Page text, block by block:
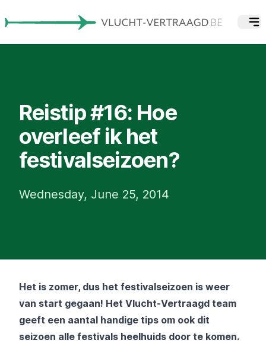
Reistip #16: Hoe
overleef ik het
festivalseizoen?
Wednesday, June 25, 2014
Het is zomer, dus het festivalseizoen is weer
van start gegaan! Het Vlucht-Vertraagd team
geeft een aantal handige tips om ook dit
seizoen alle festivals heelhuids door te komen.